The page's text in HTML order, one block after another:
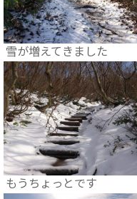
雪が増えてきました
もうちょっとです